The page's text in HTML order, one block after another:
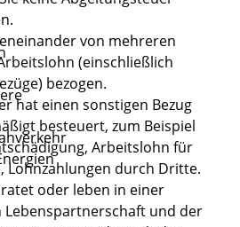
von mehreren
(einschließlich
bezogen.
hat einen sonstigen Bezug
besteuert, zum Beispiel
Arbeitslohn für
Lohnzahlungen durch Dritte.
oder leben in einer
Lebenspartnerschaft und der